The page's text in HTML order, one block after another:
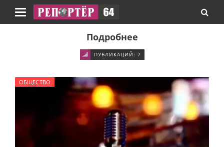
Навигация
Подробнее
ПУБЛИКАЦИЙ: 7
ОБЩЕСТВО